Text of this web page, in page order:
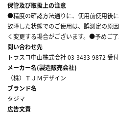
保管及び取扱上の注意
●精度の確認方法通りに、使用前使用後
故障した状態でのご使用は、誤測定の原
く変更する場合がございます。●予めご了
問い合わせ先
トラスコ中山株式会社 03-3433-9872 受
メーカー名(製造販売会社)
（株）ＴＪＭデザイン
ブランド名
タジマ
広告文責